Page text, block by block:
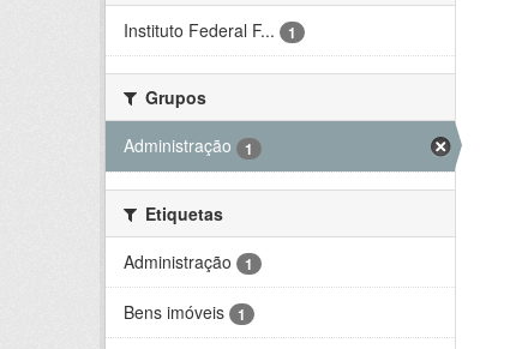
Instituto Federal F...
1
Grupos
Administração
1
Etiquetas
Administração
1
Bens imóveis 1